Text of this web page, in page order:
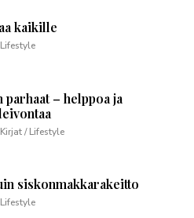
kaikille
– helppoa ja
/ Lifestyle
siskonmakkarakeitto